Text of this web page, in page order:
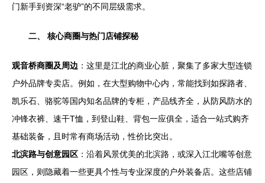
门新手到资深“老驴”的不同层级需求。
二、 核心商圈与热门店铺探秘
观音桥商圈及周边 ：这里是江北的商业心脏，聚集了多家大型连锁
户外品牌专卖店。例如，在大型购物中心内，常能找到如探路者、
凯乐石、骆驼等国内知名品牌的专柜，产品线齐全，从防风防水的
冲锋衣裤、速干T恤，到登山鞋、背包一应俱全，适合一站式购齐
基础装备，且时常有商场活动，性价比突出。
北滨路与创意园区 ：沿着风景优美的北滨路，或深入江北嘴等创意
园区，则隐藏着一些更具个性与专业深度的户外装备店。这些店铺